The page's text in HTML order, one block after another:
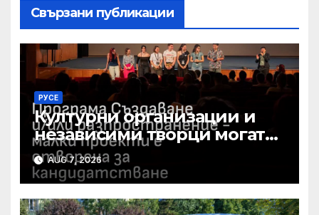
Свързани публикации
РУСЕ
Културни организации и
независими творци могат
да получат до 15 000 евро за
свои проекти
AUG 7, 2026